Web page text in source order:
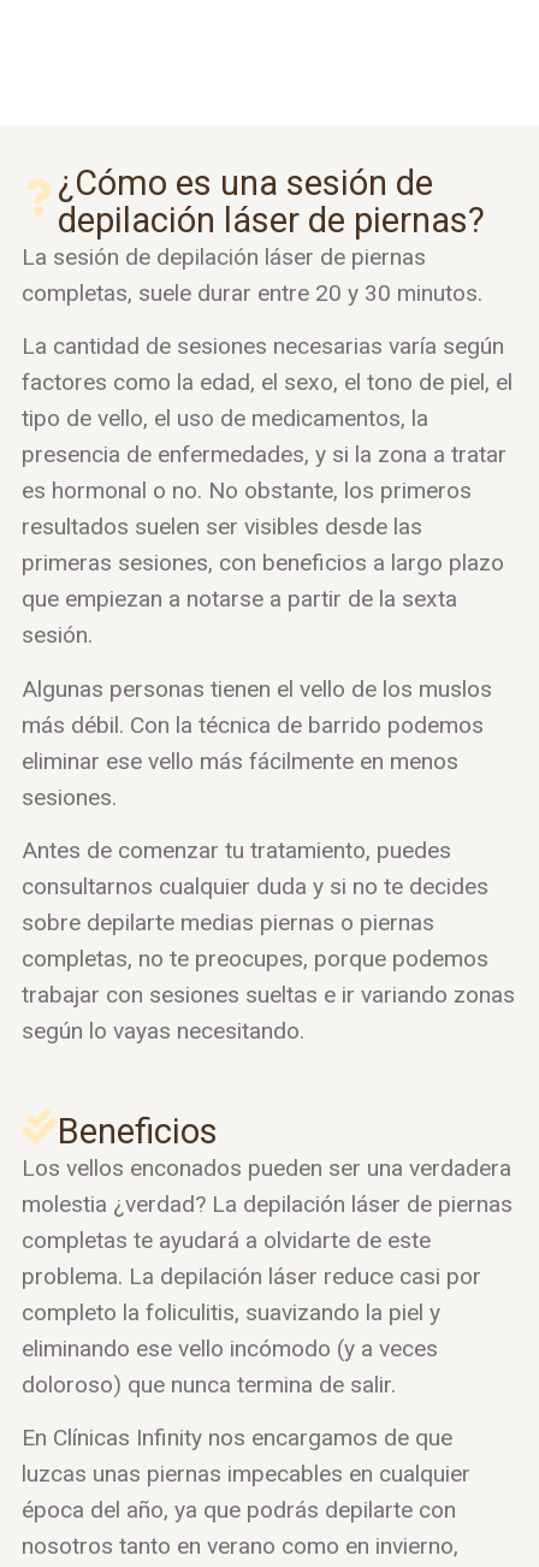
¿Cómo es una sesión de
depilación láser de piernas?
La sesión de depilación láser de piernas
completas, suele durar entre 20 y 30 minutos.
La cantidad de sesiones necesarias varía según
factores como la edad, el sexo, el tono de piel, el
tipo de vello, el uso de medicamentos, la
presencia de enfermedades, y si la zona a tratar
es hormonal o no. No obstante, los primeros
resultados suelen ser visibles desde las
primeras sesiones, con beneficios a largo plazo
que empiezan a notarse a partir de la sexta
sesión.
Algunas personas tienen el vello de los muslos
más débil. Con la técnica de barrido podemos
eliminar ese vello más fácilmente en menos
sesiones.
Antes de comenzar tu tratamiento, puedes
consultarnos cualquier duda y si no te decides
sobre depilarte medias piernas o piernas
completas, no te preocupes, porque podemos
trabajar con sesiones sueltas e ir variando zonas
según lo vayas necesitando.
Beneficios
Los vellos enconados pueden ser una verdadera
molestia ¿verdad? La depilación láser de piernas
completas te ayudará a olvidarte de este
problema. La depilación láser reduce casi por
completo la foliculitis, suavizando la piel y
eliminando ese vello incómodo (y a veces
doloroso) que nunca termina de salir.
En Clínicas Infinity nos encargamos de que
luzcas unas piernas impecables en cualquier
época del año, ya que podrás depilarte con
nosotros tanto en verano como en invierno,